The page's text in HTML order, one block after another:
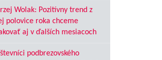
Wolak: Pozitívny trend z
polovice roka chceme
aj v ďalších mesiacoch
podbrezovského